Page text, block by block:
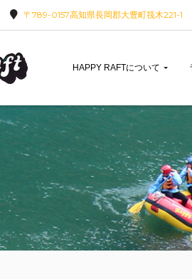
〒789-0157高知県長岡郡大豊町筏木221-1
HAPPY RAFTについて